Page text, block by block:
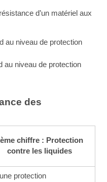
d’un matériel aux
au niveau de protection
au niveau de protection
des
chiffre : Protection
contre les liquides
protection